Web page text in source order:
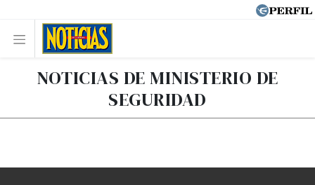
NOTICIAS DE MINISTERIO DE
SEGURIDAD